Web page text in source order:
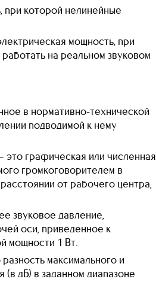
при которой нелинейные
мощность, при
на реальном звуковом
в нормативно-технической
подводимой к нему
это графическая или численная
громкоговорителем в
от рабочего центра,
звуковое давление,
оси, приведенное к
мощности 1 Вт.
максимального и
(в дБ) в заданном диапазоне